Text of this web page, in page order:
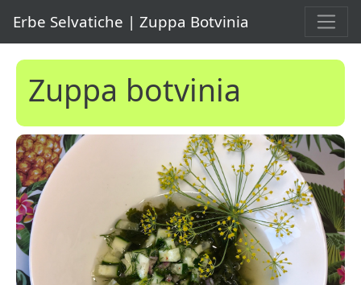
Erbe Selvatiche | Zuppa Botvinia
Zuppa botvinia